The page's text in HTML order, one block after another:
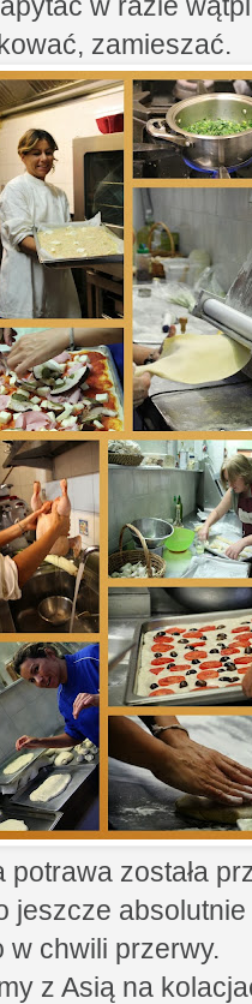
zamieszać.
potrawa została
jeszcze
w chwili przerwy.
z Asią na